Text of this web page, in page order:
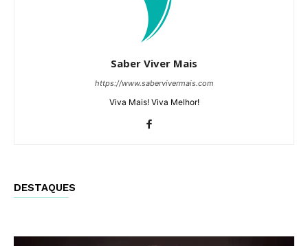
Saber Viver Mais
https://www.sabervivermais.com
Viva Mais! Viva Melhor!
DESTAQUES